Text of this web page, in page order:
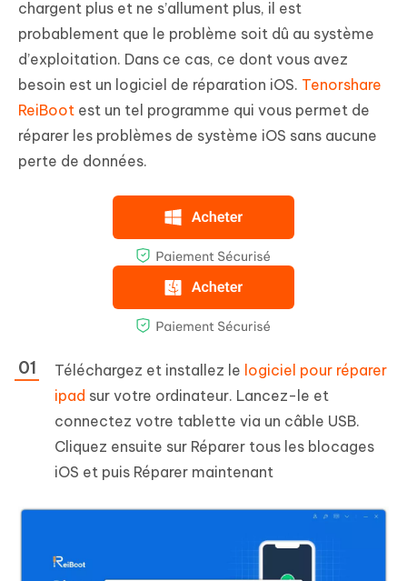
chargent plus et ne s’allument plus, il est
probablement que le problème soit dû au système
d’exploitation. Dans ce cas, ce dont vous avez
besoin est un logiciel de réparation iOS. Tenorshare
ReiBoot est un tel programme qui vous permet de
réparer les problèmes de système iOS sans aucune
perte de données.
Téléchargez et installez le logiciel pour réparer
ipad sur votre ordinateur. Lancez-le et
connectez votre tablette via un câble USB.
Cliquez ensuite sur Réparer tous les blocages
iOS et puis Réparer maintenant